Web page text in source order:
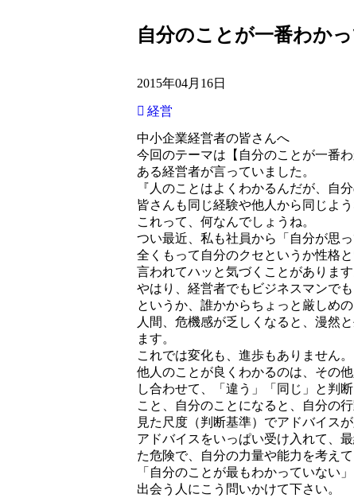
自分のことが一番わか
2015年04月16日
経営
中小企業経営者の皆さんへ
今回のテーマは【自分のことが一番わ
ある経営者が言っていました。
『人のことはよくわかるんだが、自
皆さんも同じ経験や他人から同じよ
これって、何なんでしょうね。
つい最近、私も社員から「自分が思
全くもって自分のクセというか性格
言われてハッと気づくことがあります
やはり、経営者でもビジネスマンで
というか、誰かからちょっと厳しめ
人間、危機感が乏しくなると、漫然
ます。
これでは変化も、進歩もありません。
他人のことが良くわかるのは、その
し合わせて、「違う」「同じ」と判
こと、自分のことになると、自分の
見た尺度（判断基準）でアドバイス
アドバイスをいっぱい受け入れて、
た危険で、自分の力量や能力を考え
「自分のことが最もわかっていない
出会う人にこう問いかけて下さい。